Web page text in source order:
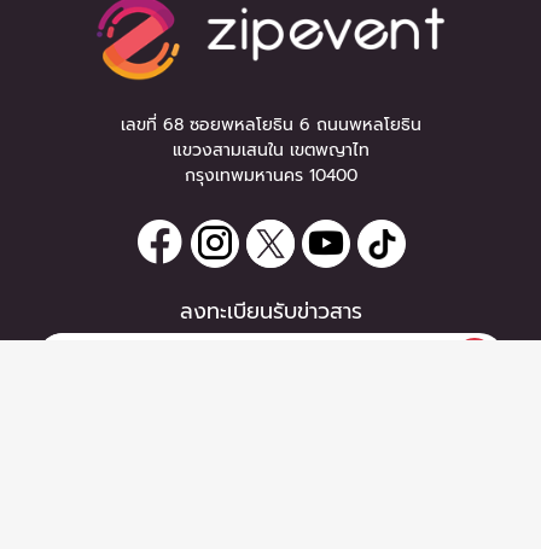
เลขที่ 68 ซอยพหลโยธิน 6 ถนนพหลโยธิน
แขวงสามเสนใน เขตพญาไท
กรุงเทพมหานคร 10400
ลงทะเบียนรับข่าวสาร